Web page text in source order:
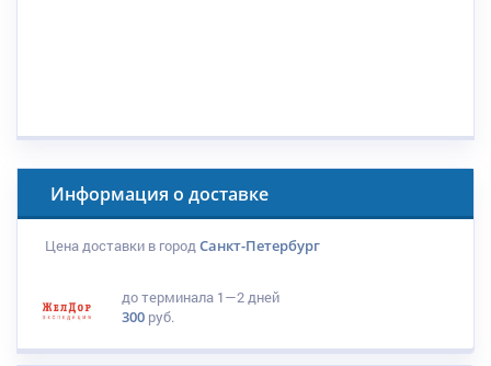
Информация о доставке
Цена доставки в городСанкт-Петербург
до терминала 1—2 дней
300 руб.